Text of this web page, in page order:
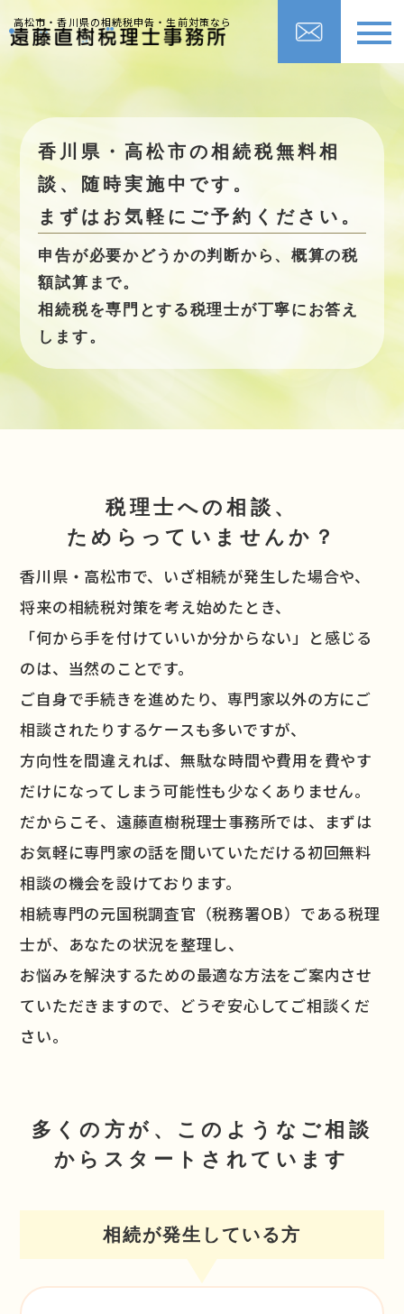
高松市・香川県の相続税申告・生前対策なら
香川県・高松市の相続税無料相
談、随時実施中です。
まずはお気軽にご予約ください。
申告が必要かどうかの判断から、概算の税
額試算まで。
相続税を専門とする税理士が丁寧にお答え
します。
税理士への相談、
ためらっていませんか？
香川県・高松市で、いざ相続が発生した場合や、
将来の相続税対策を考え始めたとき、
「何から手を付けていいか分からない」と感じる
のは、当然のことです。
ご自身で手続きを進めたり、専門家以外の方にご
相談されたりするケースも多いですが、
方向性を間違えれば、無駄な時間や費用を費やす
だけになってしまう可能性も少なくありません。
だからこそ、遠藤直樹税理士事務所では、まずは
お気軽に専門家の話を聞いていただける初回無料
相談の機会を設けております。
相続専門の元国税調査官（税務署OB）である税理
士が、あなたの状況を整理し、
お悩みを解決するための最適な方法をご案内させ
ていただきますので、どうぞ安心してご相談くだ
さい。
多くの方が、このようなご相談
からスタートされています
相続が発生している方